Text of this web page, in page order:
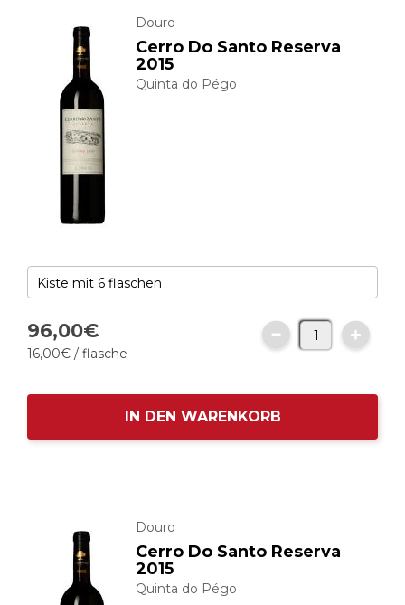
Douro
Cerro Do Santo Reserva
2015
Quinta do Pégo
96,00€
16,00€ / flasche
IN DEN WARENKORB
Douro
Cerro Do Santo Reserva
2015
Quinta do Pégo